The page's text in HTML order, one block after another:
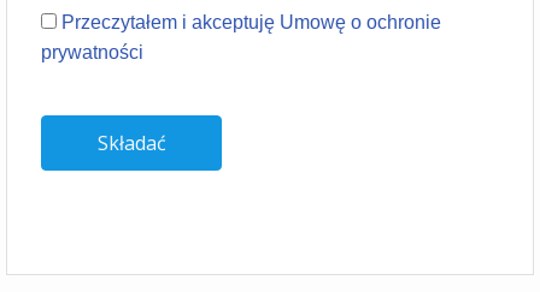
Przeczytałem i akceptuję Umowę o ochronie
prywatności